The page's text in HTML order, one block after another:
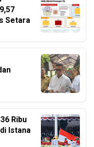
Setara
Ribu
Istana